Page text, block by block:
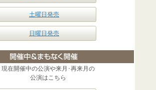
土曜日発売
日曜日発売
現在開催中の公演や来月･再来月の
公演はこちら